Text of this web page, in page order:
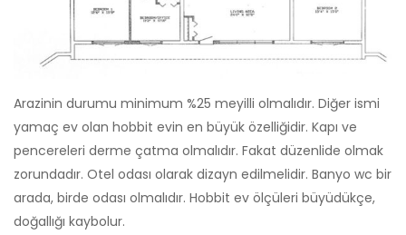
Arazinin durumu minimum %25 meyilli olmalıdır. Diğer ismi
yamaç ev olan hobbit evin en büyük özelliğidir. Kapı ve
pencereleri derme çatma olmalıdır. Fakat düzenlide olmak
zorundadır. Otel odası olarak dizayn edilmelidir. Banyo wc bir
arada, birde odası olmalıdır. Hobbit ev ölçüleri büyüdükçe,
doğallığı kaybolur.